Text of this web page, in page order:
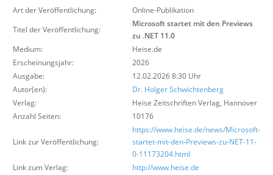
Über uns
Suche
Art der Veröffentlichung:
Online-Publikation
Titel der Veröffentlichung:
Microsoft startet mit den Previews
zu .NET 11.0
Medium:
Heise.de
Erscheinungsjahr:
2026
Ausgabe:
12.02.2026 8:30 Uhr
Autor(en):
Dr. Holger Schwichtenberg
Verlag:
Heise Zeitschriften Verlag, Hannover
Anzahl Seiten:
10176
Link zur Veröffentlichung:
https://www.heise.de/news/Microsoft-
startet-mit-den-Previews-zu-NET-11-
0-11173204.html
Link zum Verlag:
http://www.heise.de